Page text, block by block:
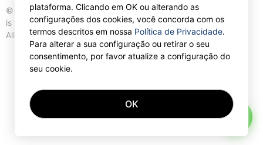
© Gettransport International Limited. GetTransport®
is trademark of Gettransport International Limited.
All rights reserved.
plataforma. Clicando em OK ou alterando as
configurações dos cookies, você concorda com os
termos descritos em nossa Política de Privacidade.
Para alterar a sua configuração ou retirar o seu
consentimento, por favor atualize a configuração do
seu cookie.
OK
AI